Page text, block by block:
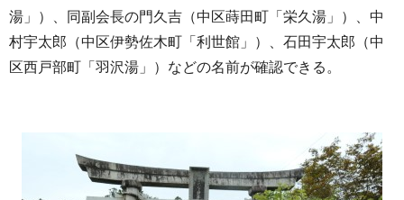
湯」）、同副会長の門久吉（中区蒔田町「栄久湯」）、中
村宇太郎（中区伊勢佐木町「利世館」）、石田宇太郎（中
区西戸部町「羽沢湯」）などの名前が確認できる。